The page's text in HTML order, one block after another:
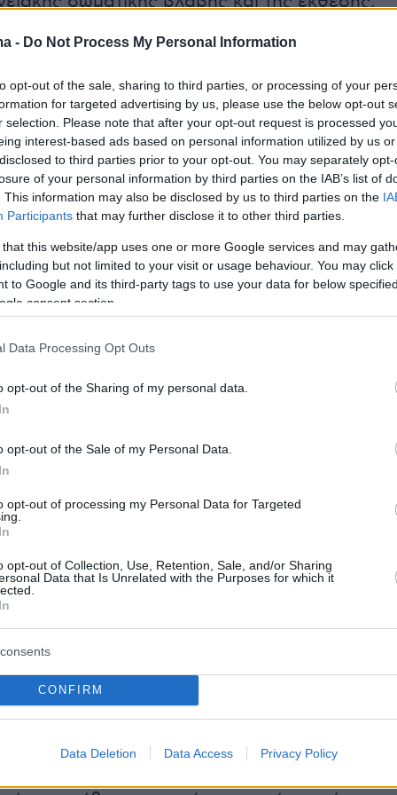
- Do Not Process My Personal Information
opt-out of the sale, sharing to third parties, or processing of your
for targeted advertising by us, please use the below opt-out
selection. Please note that after your opt-out request is processed
interest-based ads based on personal information utilized by us
to third parties prior to your opt-out. You may separately
of your personal information by third parties on the IAB’s list of
This information may also be disclosed by us to third parties on the
Participants that may further disclose it to other third parties.
that this website/app uses one or more Google services and may
but not limited to your visit or usage behaviour. You may
to Google and its third-party tags to use your data for below
consent section.
Data Processing Opt Outs
opt-out of the Sharing of my personal data.
opt-out of the Sale of my Personal Data.
opt-out of processing my Personal Data for Targeted
opt-out of Collection, Use, Retention, Sale, and/or Sharing
Data that Is Unrelated with the Purposes for which it
CONFIRM
Data Deletion Data Access Privacy Policy
έκρινε ενόχους για το αδίκημα της απειλής,
με όσα εξετάστηκαν στη διαδικασία
στην ανήλικη τη φράση: « έλα σπίτι και θα
». Για την πράξη αυτή καταδικάστηκαν
έξι μηνών με αναστολή.
της ανήλικης είχε πραγματοποιηθεί
οικογενειακή κατοικία. Σύμφωνα με όσα
στο δικαστήριο, κοινωνικοί λειτουργοί
ότι το σπίτι ήταν ακατάλληλο για τη
.
τους, επρόκειτο για ένα παλιό και
σπίτι, με συνθήκες που δεν κρίθηκαν
36 ετών, υποστήριξαν από την πλευρά
τους κατάσταση δεν τους επέτρεπε
σε καλύτερη κατοικία. Παράλληλα
ένα ακόμη παιδί της οικογένειας, το οποίο
δυσλεξία.
της δίκης
κακοποιητική συμπεριφοράαπέναντι στη